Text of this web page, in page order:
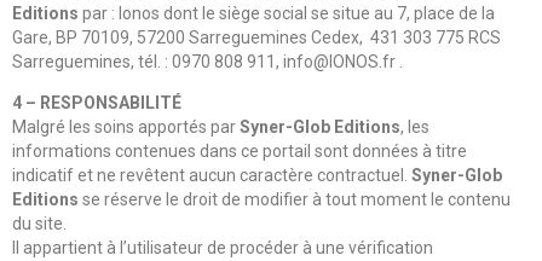
Editions par : Ionos dont le siège social se situe au 7, place de la
Gare, BP 70109, 57200 Sarreguemines Cedex, 431 303 775 RCS
Sarreguemines, tél. : 0970 808 911, info@IONOS.fr .
4 – RESPONSABILITÉ
Malgré les soins apportés parSyner-Glob Editions, les
informations contenues dans ce portail sont données à titre
indicatif et ne revêtent aucun caractère contractuel. Syner-Glob
Editions se réserve le droit de modifier à tout moment le contenu
du site.
Il appartient à l’utilisateur de procéder à une vérification